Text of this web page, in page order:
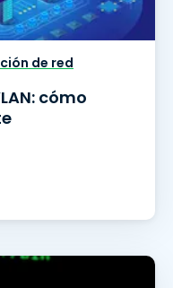
de red
cómo